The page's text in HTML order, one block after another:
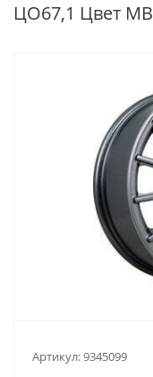
ЦО67,1 Цвет MB
Артикул:9345099